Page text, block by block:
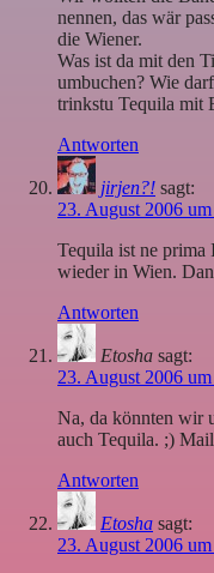
nennen, das wär
die Wiener.
Was ist da mit den
umbuchen? Wie
trinkstu Tequila mit
Antworten
jirjen?! sagt:
23. August 2006
Tequila ist ne prima
wieder in Wien.
Antworten
Etosha sagt:
23. August 2006
Na, da könnten wir
auch Tequila. ;)
Antworten
Etosha sagt:
23. August 2006